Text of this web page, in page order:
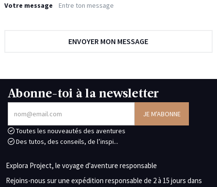
Votre message
Abonne-toi à la newsletter
Toutes les nouveautés des aventures
Des tutos, des conseils, de l’inspi...
Explora Project, le voyage d'aventure responsable
Rejoins-nous sur une expédition responsable de 2 à 15 jours dans